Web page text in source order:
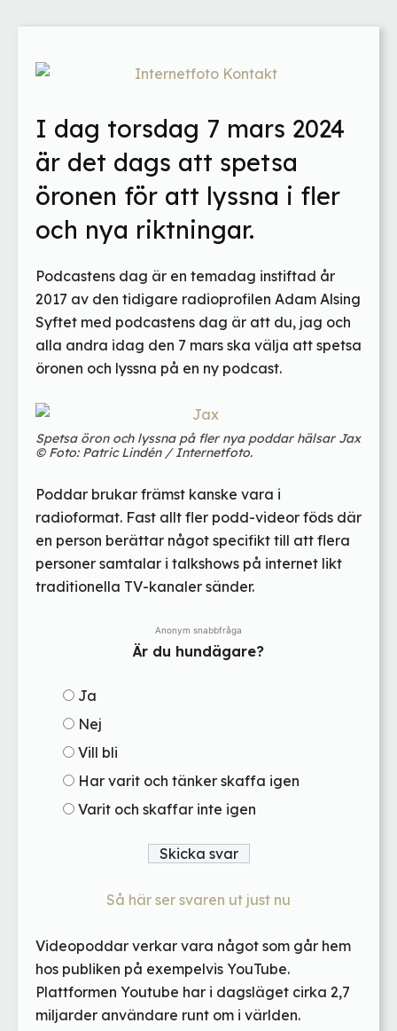
I dag torsdag 7 mars 2024
är det dags att spetsa
öronen för att lyssna i fler
och nya riktningar.
Podcastens dag är en temadag instiftad år
2017 av den tidigare radioprofilen Adam Alsing
Syftet med podcastens dag är att du, jag och
alla andra idag den 7 mars ska välja att spetsa
öronen och lyssna på en ny podcast.
Spetsa öron och lyssna på fler nya poddar hälsar Jax
© Foto: Patric Lindén / Internetfoto.
Poddar brukar främst kanske vara i
radioformat. Fast allt fler podd-videor föds där
en person berättar något specifikt till att flera
personer samtalar i talkshows på internet likt
traditionella TV-kanaler sänder.
Anonym snabbfråga
Är du hundägare?
Ja
Nej
Vill bli
Har varit och tänker skaffa igen
Varit och skaffar inte igen
Så här ser svaren ut just nu
Videopoddar verkar vara något som går hem
hos publiken på exempelvis YouTube.
Plattformen Youtube har i dagsläget cirka 2,7
miljarder användare runt om i världen.